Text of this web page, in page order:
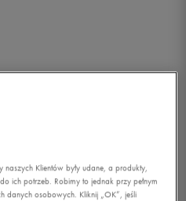
Klientów były udane, a produkty,
ich potrzeb. Robimy to jednak przy pełnym
danych osobowych. Kliknij „OK”, jeśli